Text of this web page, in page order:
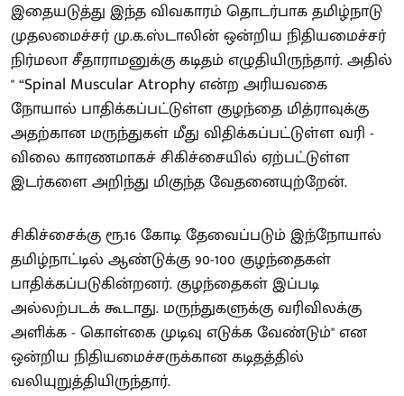
இதையடுத்து இந்த விவகாரம் தொடர்பாக தமிழ்நாடு
முதலமைச்சர் மு.க.ஸ்டாலின் ஒன்றிய நிதியமைச்சர்
நிர்மலா சீதாராமனுக்கு கடிதம் எழுதியிருந்தார். அதில்
" “Spinal Muscular Atrophy என்ற அரியவகை
நோயால் பாதிக்கப்பட்டுள்ள குழந்தை மித்ராவுக்கு
அதற்கான மருந்துகள் மீது விதிக்கப்பட்டுள்ள வரி -
விலை காரணமாகச் சிகிச்சையில் ஏற்பட்டுள்ள
இடர்களை அறிந்து மிகுந்த வேதனையுற்றேன்.
சிகிச்சைக்கு ரூ.16 கோடி தேவைப்படும் இந்நோயால்
தமிழ்நாட்டில் ஆண்டுக்கு 90-100 குழந்தைகள்
பாதிக்கப்படுகின்றனர். குழந்தைகள் இப்படி
அல்லற்படக் கூடாது. மருந்துகளுக்கு வரிவிலக்கு
அளிக்க - கொள்கை முடிவு எடுக்க வேண்டும்" என
ஒன்றிய நிதியமைச்சருக்கான கடிதத்தில்
வலியுறுத்தியிருந்தார்.